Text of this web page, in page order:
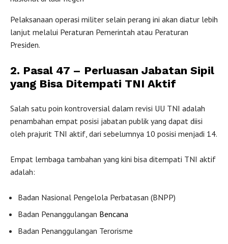
Pelaksanaan operasi militer selain perang ini akan diatur lebih
lanjut melalui Peraturan Pemerintah atau Peraturan
Presiden.
2. Pasal 47 – Perluasan Jabatan Sipil
yang Bisa Ditempati TNI Aktif
Salah satu poin kontroversial dalam revisi UU TNI adalah
penambahan empat posisi jabatan publik yang dapat diisi
oleh prajurit TNI aktif, dari sebelumnya 10 posisi menjadi 14.
Empat lembaga tambahan yang kini bisa ditempati TNI aktif
adalah:
Badan Nasional Pengelola Perbatasan (BNPP)
Badan Penanggulangan Bencana
Badan Penanggulangan Terorisme